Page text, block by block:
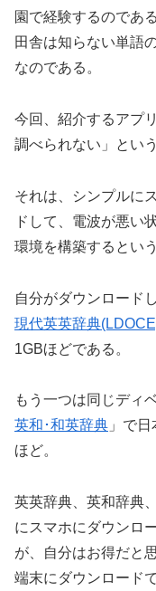
園で経験するのであ
田舎は知らない単語
なのである。
今回、紹介するアプ
調べられない」とい
それは、シンプルに
ドして、電波が悪い
環境を構築するとい
自分がダウンロード
現代英英辞典
1GBほどである。
もう一つは同じディ
英和･和英辞典 」で
ほど。
英英辞典、英和辞典
にスマホにダウンロ
が、自分はお得だと
端末にダウンロード